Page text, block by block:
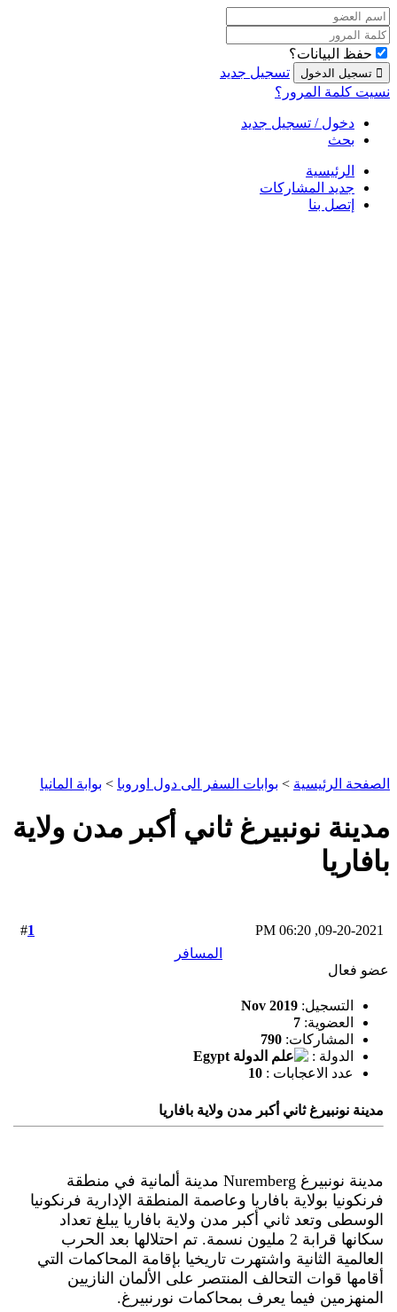
حفظ البيانات؟
تسجيل جديد
نسيت كلمة المرور؟
دخول / تسجيل جديد
بحث
الرئيسية
جديد المشاركات
إتصل بنا
الصفحة الرئيسية > بوابات السفر الى دول اوروبا > بوابة المانيا
مدينة نونبيرغ ثاني أكبر مدن ولاية
بافاريا
1
09-20-2021, 06:20 PM
المسافر
عضو فعال
التسجيل: Nov 2019
العضوية: 7
المشاركات: 790
الدولة :
عدد الاعجابات : 10
مدينة نونبيرغ ثاني أكبر مدن ولاية بافاريا
مدينة نونبيرغ Nuremberg مدينة ألمانية في منطقة
فرنكونيا بولاية بافاريا وعاصمة المنطقة الإدارية فرنكونيا
الوسطى وتعد ثاني أكبر مدن ولاية بافاريا يبلغ تعداد
سكانها قرابة 2 مليون نسمة. تم احتلالها بعد الحرب
العالمية الثانية واشتهرت تاريخيا بإقامة المحاكمات التي
أقامها قوات التحالف المنتصر على الألمان النازيين
المنهزمين فيما يعرف بمحاكمات نورنبيرغ.